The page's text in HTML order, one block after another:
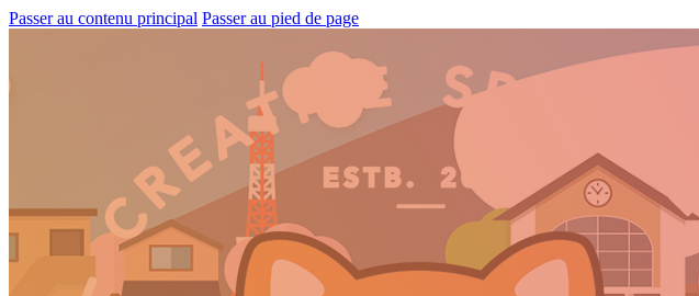
Passer au contenu principal Passer au pied de page